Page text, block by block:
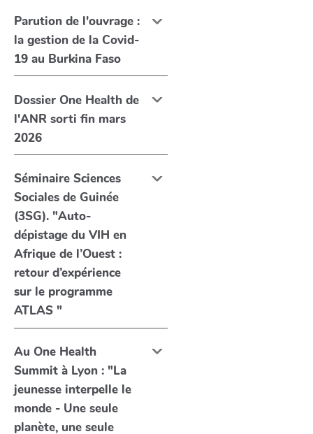
Parution de l'ouvrage :
la gestion de la Covid-
19 au Burkina Faso
Dossier One Health de
l'ANR sorti fin mars
2026
Séminaire Sciences
Sociales de Guinée
(3SG). "Auto-
dépistage du VIH en
Afrique de l’Ouest :
retour d’expérience
sur le programme
ATLAS "
Au One Health
Summit à Lyon : "La
jeunesse interpelle le
monde - Une seule
planète, une seule